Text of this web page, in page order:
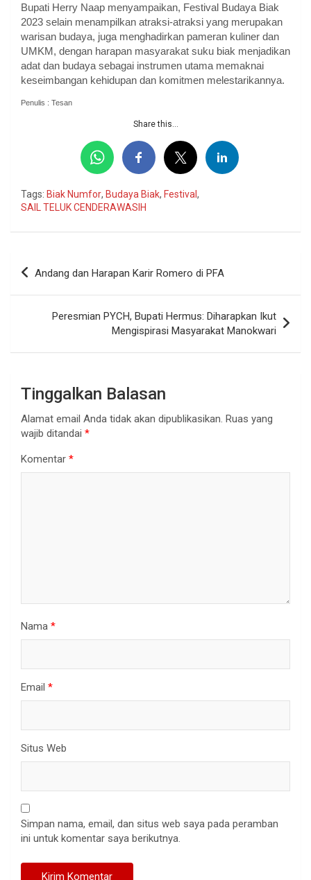
Bupati Herry Naap menyampaikan, Festival Budaya Biak
2023 selain menampilkan atraksi-atraksi yang merupakan
warisan budaya, juga menghadirkan pameran kuliner dan
UMKM, dengan harapan masyarakat suku biak menjadikan
adat dan budaya sebagai instrumen utama memaknai
keseimbangan kehidupan dan komitmen melestarikannya.
Penulis : Tesan
Share this...
Tags: Biak Numfor, Budaya Biak, Festival,
SAIL TELUK CENDERAWASIH
Navigasi
pos
Andang dan Harapan Karir Romero di PFA
Peresmian PYCH, Bupati Hermus: Diharapkan Ikut
Mengispirasi Masyarakat Manokwari
Tinggalkan Balasan
Alamat email Anda tidak akan dipublikasikan. Ruas yang
wajib ditandai *
Komentar *
Nama *
Email *
Situs Web
Simpan nama, email, dan situs web saya pada peramban
ini untuk komentar saya berikutnya.